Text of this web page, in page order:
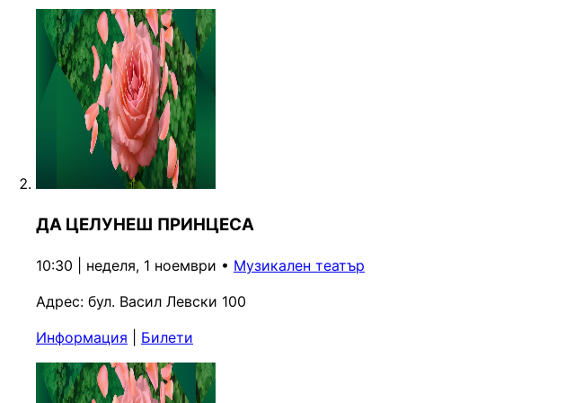
ДА ЦЕЛУНЕШ ПРИНЦЕСА
10:30 | неделя, 1 ноември • Музикален театър
Адрес: бул. Васил Левски 100
Информация
Билети